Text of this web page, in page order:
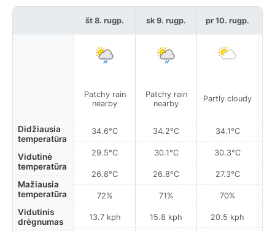
Didžiausia
temperatūra
Vidutinė
temperatūra
Mažiausia
temperatūra
Vidutinis
drėgnumas
št 8. rugp.
Patchy rain
nearby
34.6°C
29.5°C
26.8°C
72%
13.7 kph
sk 9. rugp.
Patchy rain
nearby
34.2°C
30.1°C
26.8°C
71%
15.8 kph
pr 10. rugp.
Partly cloudy
34.1°C
30.3°C
27.3°C
70%
20.5 kph